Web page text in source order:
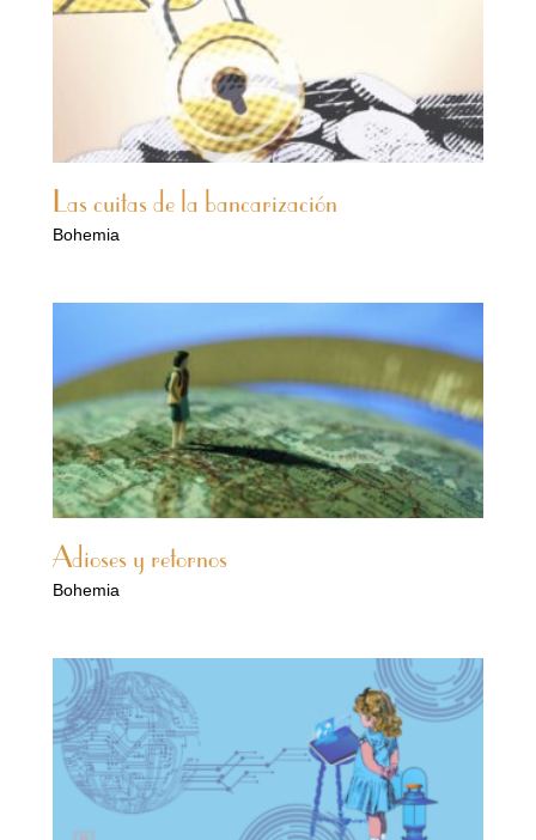
Las cuitas de la bancarización
Bohemia
Adioses y retornos
Bohemia